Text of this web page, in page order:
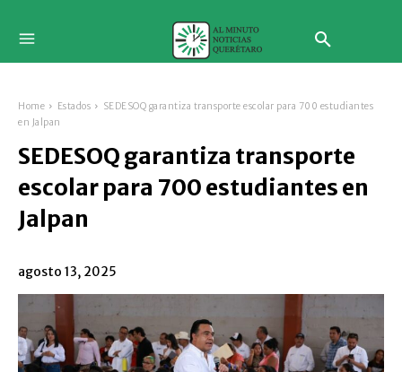
Home Estados
SEDESOQ garantiza transporte escolar para 700 estudiantes
en Jalpan
SEDESOQ garantiza transporte
escolar para 700 estudiantes en
Jalpan
agosto 13, 2025